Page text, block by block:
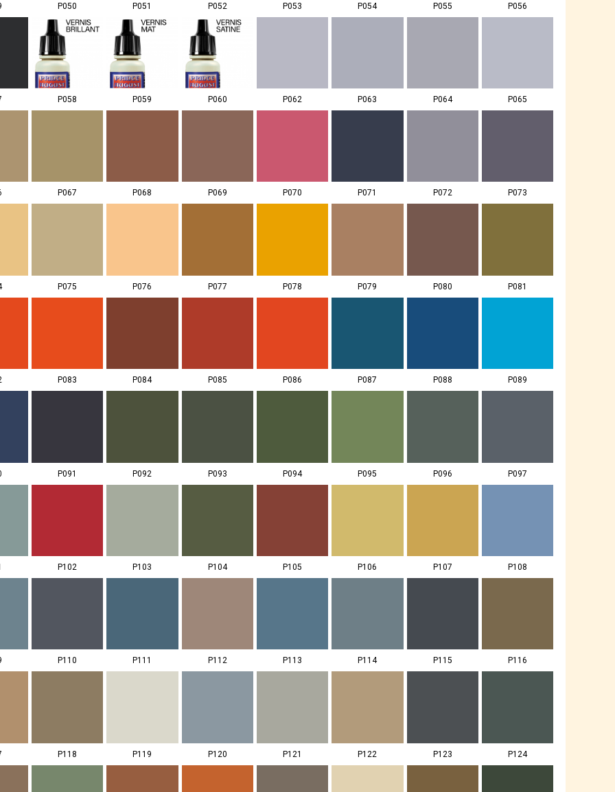
P050 P051 P052 P053 P054 P055 P056
P058 P059 P060 P062 P063 P064 P065
P067 P068 P069 P070 P071 P072 P073
P075 P076 P077 P078 P079 P080 P081
P083 P084 P085 P086 P087 P088 P089
P091 P092 P093 P094 P095 P096 P097
P102 P103 P104 P105 P106 P107 P108
P110 P111 P112 P113 P114 P115 P116
P118 P119 P120 P121 P122 P123 P124